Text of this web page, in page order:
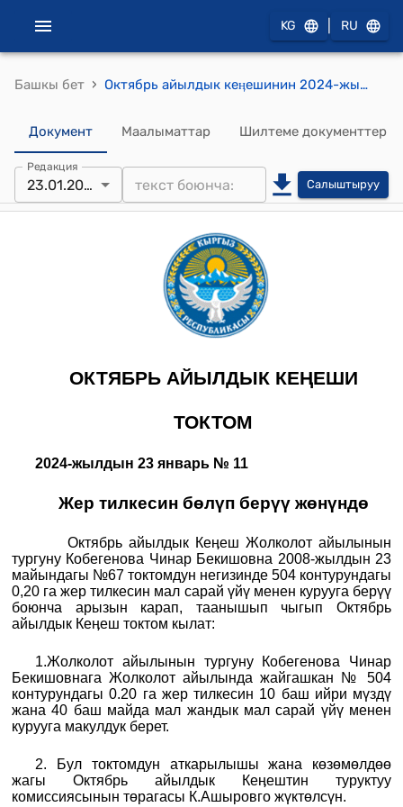
KG RU
Башкы бет › Октябрь айылдык кеӊешинин 2024-жылдын 3 январындагы № 11 "Жер тилкесин бөлүп берүү жөнүндө" токтому
Документ Маалыматтар Шилтеме документтер
Редакция
23.01.2024 Салыштыруу